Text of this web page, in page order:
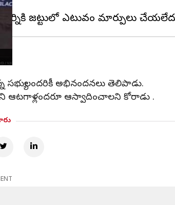
సభ్యులందరికీ అభినందనలు తెలిపాడు.
ఆటగాళ్లందరూ ఆస్వాదించాలని కోరాడు .